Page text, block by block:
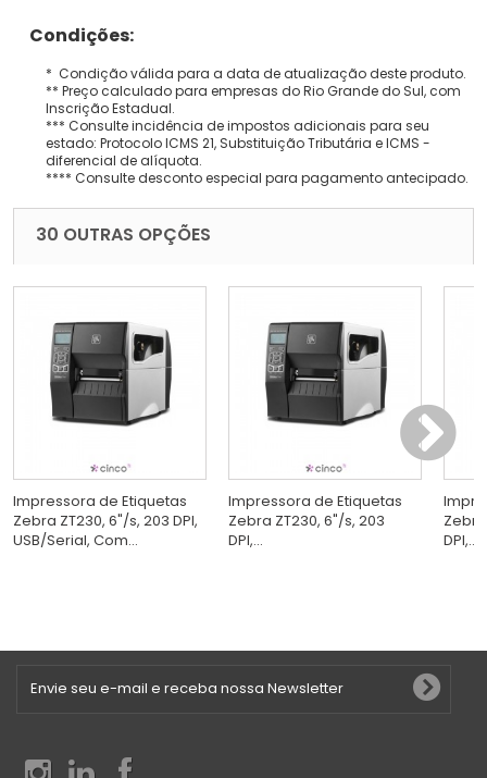
Condições:
* Condição válida para a data de atualização deste produto.
** Preço calculado para empresas do Rio Grande do Sul, com
Inscrição Estadual.
*** Consulte incidência de impostos adicionais para seu
estado: Protocolo ICMS 21, Substituição Tributária e ICMS -
diferencial de alíquota.
**** Consulte desconto especial para pagamento antecipado.
30 OUTRAS OPÇÕES
Impressora de Etiquetas
Zebra ZT230, 6"/s, 203 DPI,
USB/Serial, Com...
Impressora de Etiquetas
Zebra ZT230, 6"/s, 203
DPI,...
DPI,...